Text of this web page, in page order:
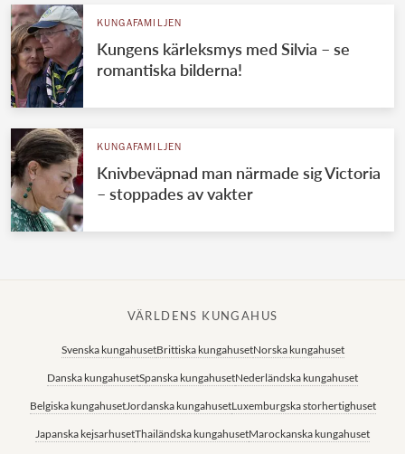
KUNGAFAMILJEN
Kungens kärleksmys med Silvia – se
romantiska bilderna!
KUNGAFAMILJEN
Knivbeväpnad man närmade sig Victoria
– stoppades av vakter
VÄRLDENS KUNGAHUS
Svenska kungahusetBrittiska kungahusetNorska kungahuset
Danska kungahusetSpanska kungahusetNederländska kungahuset
Belgiska kungahusetJordanska kungahusetLuxemburgska storhertighuset
Japanska kejsarhusetThailändska kungahusetMarockanska kungahuset